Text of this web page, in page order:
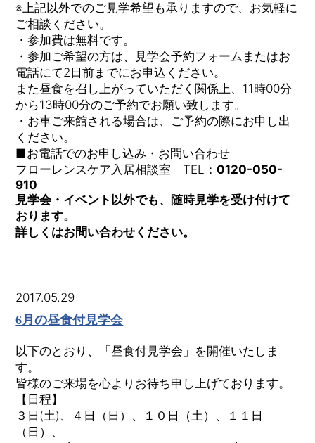
※上記以外でのご見学希望も承りますので、お気軽に
ご相談ください。
・参加費は無料です。
・参加ご希望の方は、見学会予約フォームまたはお
電話にて2日前までにお申込ください。
また昼食を召し上がっていただく関係上、11時00分
から13時00分のご予約でお願い致します。
・お車ご来館される場合は、ご予約の際にお申し出
ください。
■お電話でのお申し込み・お問い合わせ
フローレンスケア入居相談室 TEL：0120-050-
910
見学会・イベント以外でも、随時見学を受け付けて
おります。
詳しくはお問い合わせください。
2017.05.29
6月の昼食付見学会
以下のとおり、「昼食付見学会」を開催いたしま
す。
皆様のご来場を心よりお待ち申し上げております。
【日程】
３日(土)、４日（日）、１０日（土）、１１日
（日）、